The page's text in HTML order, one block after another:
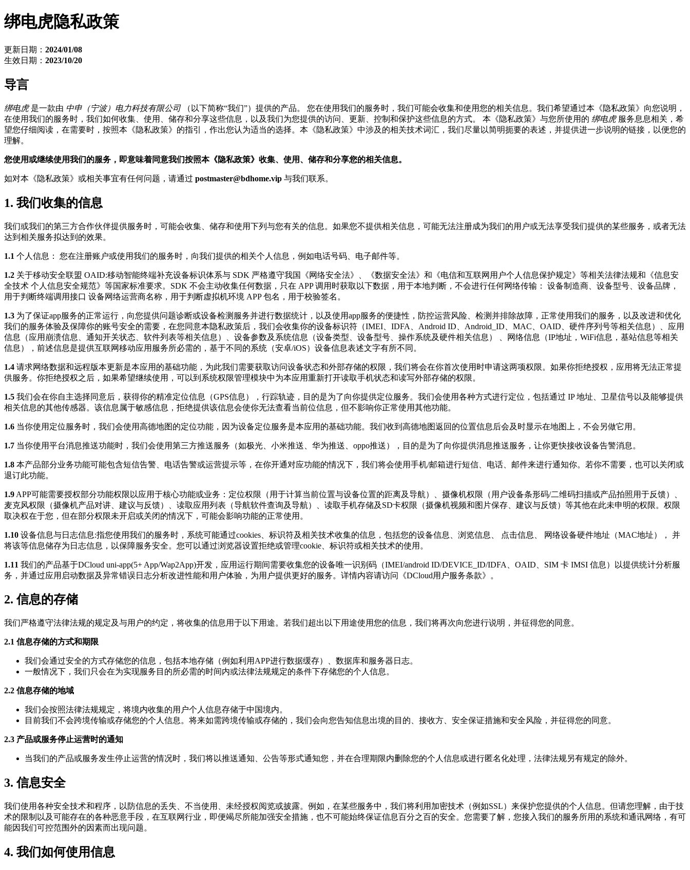
绑电虎隐私政策
更新日期： 2024/01/08
生效日期： 2023/10/20
导言
绑电虎是一款由 中申（宁波）电力科技有限公司（以下简称“我们”）提供的产品。 您在使用我们的服务时，我们可能会收集和使用您的相关信息。我们希望通过本《隐私政策》向您说明，
在使用我们的服务时，我们如何收集、使用、储存和分享这些信息，以及我们为您提供的访问、更新、控制和保护这些信息的方式。 本《隐私政策》与您所使用的 绑电虎服务息息相关，希
望您仔细阅读，在需要时，按照本《隐私政策》的指引，作出您认为适当的选择。本《隐私政策》中涉及的相关技术词汇，我们尽量以简明扼要的表述，并提供进一步说明的链接，以便您的
理解。
您使用或继续使用我们的服务，即意味着同意我们按照本《隐私政策》收集、使用、储存和分享您的相关信息。
如对本《隐私政策》或相关事宜有任何问题，请通过 postmaster@bdhome.vip 与我们联系。
1. 我们收集的信息
我们或我们的第三方合作伙伴提供服务时，可能会收集、储存和使用下列与您有关的信息。如果您不提供相关信息，可能无法注册成为我们的用户或无法享受我们提供的某些服务，或者无法
达到相关服务拟达到的效果。
1.1 个人信息： 您在注册账户或使用我们的服务时，向我们提供的相关个人信息，例如电话号码、电子邮件等。
1.2 关于移动安全联盟 OAID:移动智能终端补充设备标识体系与 SDK 严格遵守我国《网络安全法》、《数据安全法》和《电信和互联网用户个人信息保护规定》等相关法律法规和《信息安
全技术 个人信息安全规范》等国家标准要求。SDK 不会主动收集任何数据，只在 APP 调用时获取以下数据，用于本地判断，不会进行任何网络传输： 设备制造商、设备型号、设备品牌，
用于判断终端调用接口 设备网络运营商名称，用于判断虚拟机环境 APP 包名，用于校验签名。
1.3 为了保证app服务的正常运行，向您提供问题诊断或设备检测服务并进行数据统计，以及使用app服务的便捷性，防控运营风险、检测并排除故障，正常使用我们的服务，以及改进和优化
我们的服务体验及保障你的账号安全的需要，在您同意本隐私政策后，我们会收集你的设备标识符（IMEI、IDFA、Android ID、Android_ID、MAC、OAID、硬件序列号等相关信息）、应用
信息（应用崩溃信息、通知开关状态、软件列表等相关信息）、设备参数及系统信息（设备类型、设备型号、操作系统及硬件相关信息） 、网络信息（IP地址，WiFi信息，基站信息等相关
信息），前述信息是提供互联网移动应用服务所必需的，基于不同的系统（安卓/iOS）设备信息表述文字有所不同。
1.4 请求网络数据和远程版本更新是本应用的基础功能，为此我们需要获取访问设备状态和外部存储的权限，我们将会在你首次使用时申请这两项权限。如果你拒绝授权，应用将无法正常提
供服务。你拒绝授权之后，如果希望继续使用，可以到系统权限管理模块中为本应用重新打开读取手机状态和读写外部存储的权限。
1.5 我们会在你自主选择同意后，获得你的精准定位信息（GPS信息），行踪轨迹，目的是为了向你提供定位服务。我们会使用各种方式进行定位，包括通过 IP 地址、卫星信号以及能够提供
相关信息的其他传感器。该信息属于敏感信息，拒绝提供该信息会使你无法查看当前位信息，但不影响你正常使用其他功能。
1.6 当你使用定位服务时，我们会使用高德地图的定位功能，因为设备定位服务是本应用的基础功能。我们收到高德地图返回的位置信息后会及时显示在地图上，不会另做它用。
1.7 当你使用平台消息推送功能时，我们会使用第三方推送服务（如极光、小米推送、华为推送、oppo推送），目的是为了向你提供消息推送服务，让你更快接收设备告警消息。
1.8 本产品部分业务功能可能包含短信告警、电话告警或运营提示等，在你开通对应功能的情况下，我们将会使用手机/邮箱进行短信、电话、邮件来进行通知你。若你不需要，也可以关闭或
退订此功能。
1.9 APP可能需要授权部分功能权限以应用于核心功能或业务：定位权限（用于计算当前位置与设备位置的距离及导航）、摄像机权限（用户设备条形码/二维码扫描或产品拍照用于反馈）、
麦克风权限（摄像机产品对讲、建议与反馈）、读取应用列表（导航软件查询及导航）、读取手机存储及SD卡权限（摄像机视频和图片保存、建议与反馈）等其他在此未申明的权限。权限
取决权在于您，但在部分权限未开启或关闭的情况下，可能会影响功能的正常使用。
1.10 设备信息与日志信息:指您使用我们的服务时，系统可能通过cookies、标识符及相关技术收集的信息，包括您的设备信息、浏览信息、 点击信息、 网络设备硬件地址（MAC地址）， 并
将该等信息储存为日志信息，以保障服务安全。您可以通过浏览器设置拒绝或管理cookie、标识符或相关技术的使用。
1.11 我们的产品基于DCloud uni-app(5+ App/Wap2App)开发，应用运行期间需要收集您的设备唯一识别码（IMEI/android ID/DEVICE_ID/IDFA、OAID、SIM 卡 IMSI 信息）以提供统计分析服
务，并通过应用启动数据及异常错误日志分析改进性能和用户体验，为用户提供更好的服务。详情内容请访问《DCloud用户服务条款》。
2. 信息的存储
我们严格遵守法律法规的规定及与用户的约定，将收集的信息用于以下用途。若我们超出以下用途使用您的信息，我们将再次向您进行说明，并征得您的同意。
2.1 信息存储的方式和期限
我们会通过安全的方式存储您的信息，包括本地存储（例如利用APP进行数据缓存）、数据库和服务器日志。
一般情况下，我们只会在为实现服务目的所必需的时间内或法律法规规定的条件下存储您的个人信息。
2.2 信息存储的地域
我们会按照法律法规规定，将境内收集的用户个人信息存储于中国境内。
目前我们不会跨境传输或存储您的个人信息。将来如需跨境传输或存储的，我们会向您告知信息出境的目的、接收方、安全保证措施和安全风险，并征得您的同意。
2.3 产品或服务停止运营时的通知
当我们的产品或服务发生停止运营的情况时，我们将以推送通知、公告等形式通知您，并在合理期限内删除您的个人信息或进行匿名化处理，法律法规另有规定的除外。
3. 信息安全
我们使用各种安全技术和程序，以防信息的丢失、不当使用、未经授权阅览或披露。例如，在某些服务中，我们将利用加密技术（例如SSL）来保护您提供的个人信息。但请您理解，由于技
术的限制以及可能存在的各种恶意手段，在互联网行业，即便竭尽所能加强安全措施，也不可能始终保证信息百分之百的安全。您需要了解，您接入我们的服务所用的系统和通讯网络，有可
能因我们可控范围外的因素而出现问题。
4. 我们如何使用信息